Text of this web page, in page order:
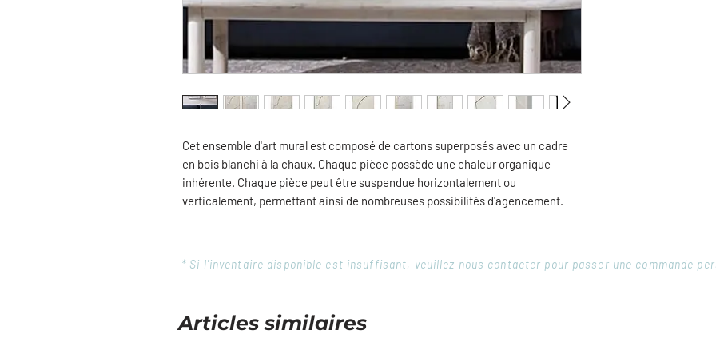
Cet ensemble d'art mural est composé de cartons superposés avec un cadre
en bois blanchi à la chaux. Chaque pièce possède une chaleur organique
inhérente. Chaque pièce peut être suspendue horizontalement ou
verticalement, permettant ainsi de nombreuses possibilités d'agencement.
* Si l'inventaire disponible est insuffisant, veuillez nous contacter pour passer une commande
Articles similaires